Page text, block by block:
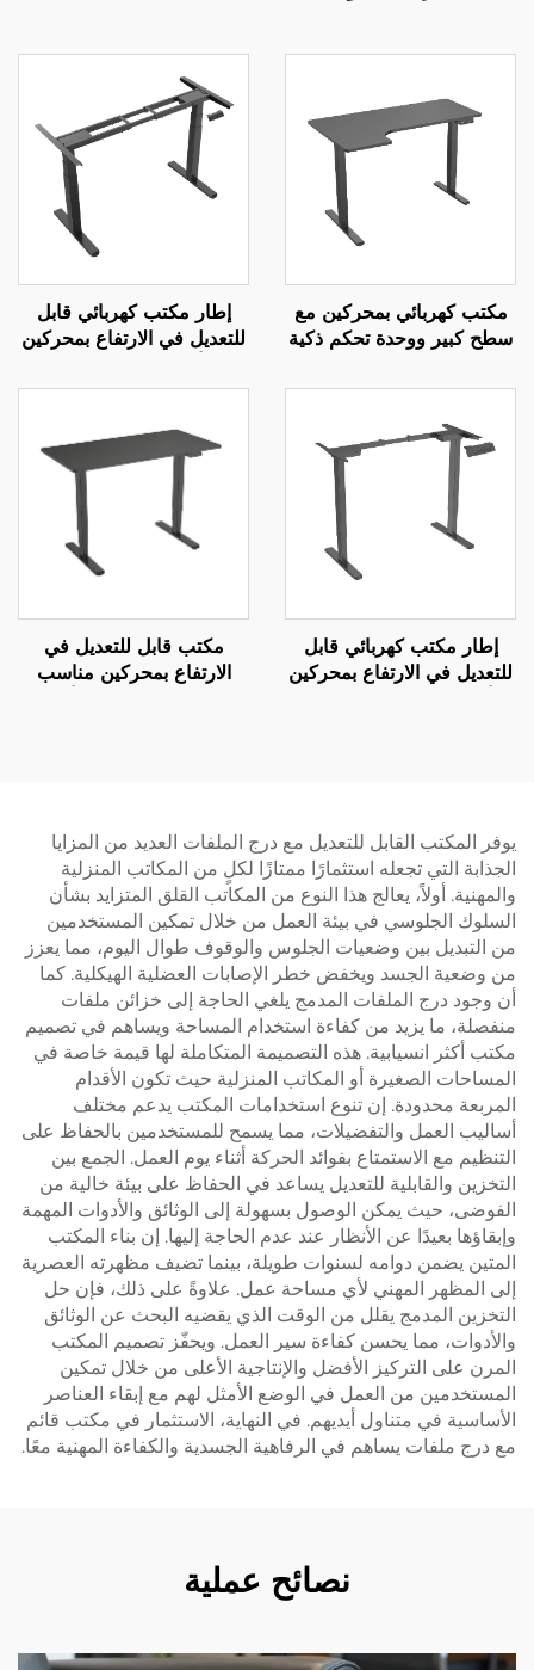
مكتب كهربائي بمحركين مع
سطح كبير ووحدة تحكم ذكية
L1
إطار مكتب كهربائي قابل
للتعديل في الارتفاع بمحركين
مراحل - V-MOUNTS
إطار مكتب كهربائي قابل
للتعديل في الارتفاع بمحركين
مكتب قابل للتعديل في
الارتفاع بمحركين مناسب
يوفر المكتب القابل للتعديل مع درج الملفات العديد من المزايا
الجذابة التي تجعله استثمارًا ممتازًا لكلٍ من المكاتب المنزلية
والمهنية. أولاً، يعالج هذا النوع من المكاتب القلق المتزايد بشأن
السلوك الجلوسي في بيئة العمل من خلال تمكين المستخدمين
من التبديل بين وضعيات الجلوس والوقوف طوال اليوم، مما يعزز
من وضعية الجسد ويخفض خطر الإصابات العضلية الهيكلية. كما
أن وجود درج الملفات المدمج يلغي الحاجة إلى خزائن ملفات
منفصلة، ما يزيد من كفاءة استخدام المساحة ويساهم في تصميم
مكتب أكثر انسيابية. هذه التصميمة المتكاملة لها قيمة خاصة في
المساحات الصغيرة أو المكاتب المنزلية حيث تكون الأقدام
المربعة محدودة. إن تنوع استخدامات المكتب يدعم مختلف
أساليب العمل والتفضيلات، مما يسمح للمستخدمين بالحفاظ على
التنظيم مع الاستمتاع بفوائد الحركة أثناء يوم العمل. الجمع بين
التخزين والقابلية للتعديل يساعد في الحفاظ على بيئة خالية من
الفوضى، حيث يمكن الوصول بسهولة إلى الوثائق والأدوات المهمة
وإبقاؤها بعيدًا عن الأنظار عند عدم الحاجة إليها. إن بناء المكتب
المتين يضمن دوامه لسنوات طويلة، بينما تضيف مظهرته العصرية
إلى المظهر المهني لأي مساحة عمل. علاوةً على ذلك، فإن حل
التخزين المدمج يقلل من الوقت الذي يقضيه البحث عن الوثائق
والأدوات، مما يحسن كفاءة سير العمل. ويحفّز تصميم المكتب
المرن على التركيز الأفضل والإنتاجية الأعلى من خلال تمكين
المستخدمين من العمل في الوضع الأمثل لهم مع إبقاء العناصر
الأساسية في متناول أيديهم. في النهاية، الاستثمار في مكتب قائم
مع درج ملفات يساهم في الرفاهية الجسدية والكفاءة المهنية معًا.
نصائح عملية